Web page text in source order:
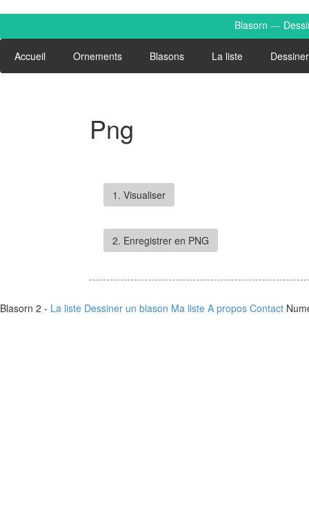
Blasorn ---
Accueil Ornements Blasons La liste
Png
1. Visualiser
2. Enregistrer en PNG
Blasorn 2 - La liste Dessiner un blason Ma liste A propos Contact